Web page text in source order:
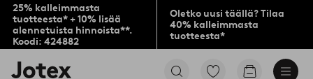
25% kalleimmasta
tuotteesta* + 10% lisää
alennetuista hinnoista**.
Koodi: 424882
Oletko uusi täällä? Tilaa
40% kalleimmasta
tuotteesta*
Jotex-